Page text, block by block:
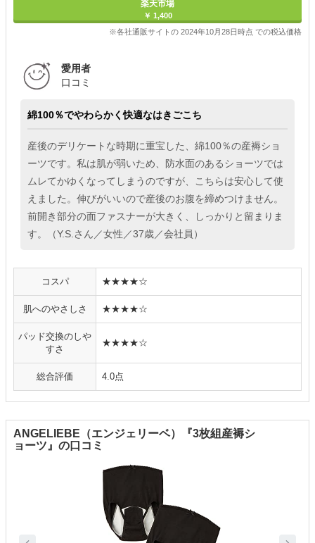
楽天市場
￥ 1,400
※各社通販サイトの 2024年10月28日時点 での税込価格
愛用者
口コミ
綿100％でやわらかく快適なはきごこち
産後のデリケートな時期に重宝した、綿100％の産褥ショ
ーツです。私は肌が弱いため、防水面のあるショーツでは
ムレてかゆくなってしまうのですが、こちらは安心して使
えました。伸びがいいので産後のお腹を締めつけません。
前開き部分の面ファスナーが大きく、しっかりと留まりま
す。（Y.S.さん／女性／37歳／会社員）
コスパ ★★★★☆
肌へのやさしさ ★★★★☆
パッド交換のしや
すさ
★★★★☆
総合評価 4.0点
ANGELIEBE（エンジェリーベ）『3枚組産褥シ
ョーツ』の口コミ